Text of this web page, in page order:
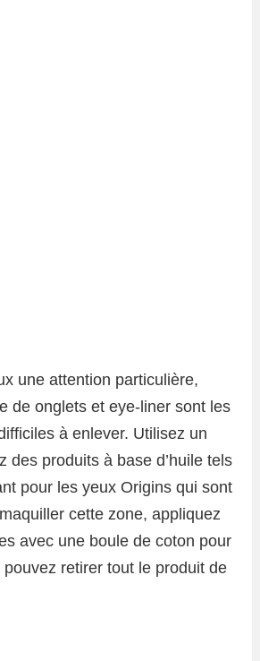
une attention particulière,
de onglets et eye-liner sont les
à enlever. Utilisez un
des produits à base d’huile tels
pour les yeux Origins qui sont
cette zone, appliquez
avec une boule de coton pour
retirer tout le produit de